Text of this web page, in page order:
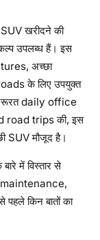
खरीदने की
उपलब्ध हैं। इस
अच्छा
के लिए उपयुक्त
daily office
road trips की, इस
SUV मौजूद है।
में विस्तार से
किन बातों का